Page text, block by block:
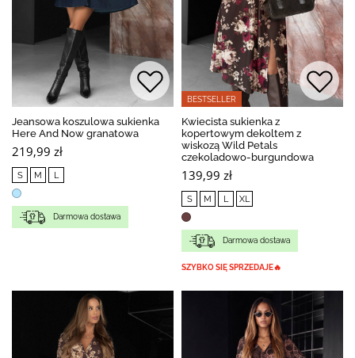
Jeansowa koszulowa sukienka
Here And Now granatowa
219,99 zł
S M L
Darmowa dostawa
BESTSELLER
Kwiecista sukienka z
kopertowym dekoltem z
wiskozą Wild Petals
czekoladowo-burgundowa
139,99 zł
S M L XL
Darmowa dostawa
SZYBKO SIĘ SPRZEDAJE🔥